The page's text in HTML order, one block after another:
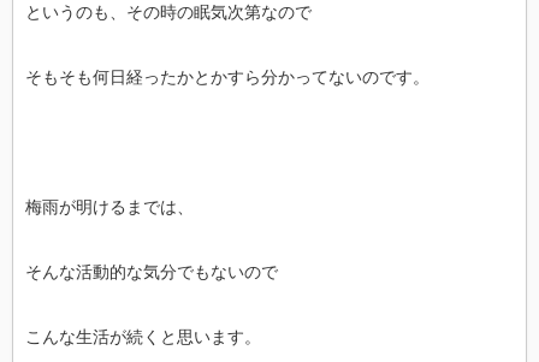
というのも、その時の眠気次第なので
そもそも何日経ったかとかすら分かってないのです。
梅雨が明けるまでは、
そんな活動的な気分でもないので
こんな生活が続くと思います。